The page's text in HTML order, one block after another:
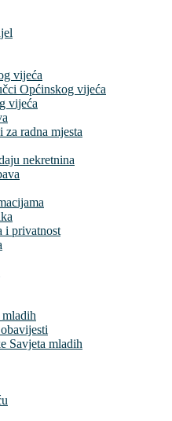
vijeća
Općinskog vijeća
vijeća
radna mjesta
nekretnina
i privatnost
Savjeta mladih